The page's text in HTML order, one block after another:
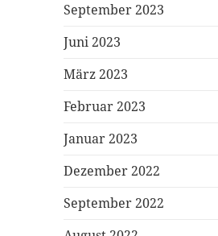
September 2023
Juni 2023
März 2023
Februar 2023
Januar 2023
Dezember 2022
September 2022